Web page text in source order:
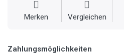
Merken Vergleichen
Zahlungsmöglichkeiten